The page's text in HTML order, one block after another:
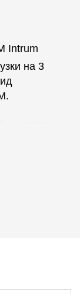
Intrum
на 3
дизайн